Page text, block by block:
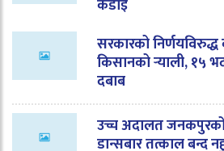
कडाइ
सरकारको
किसानको र्‍याली, १५
दबाब
उच्च अदालत
डान्सबार तत्काल बन्द